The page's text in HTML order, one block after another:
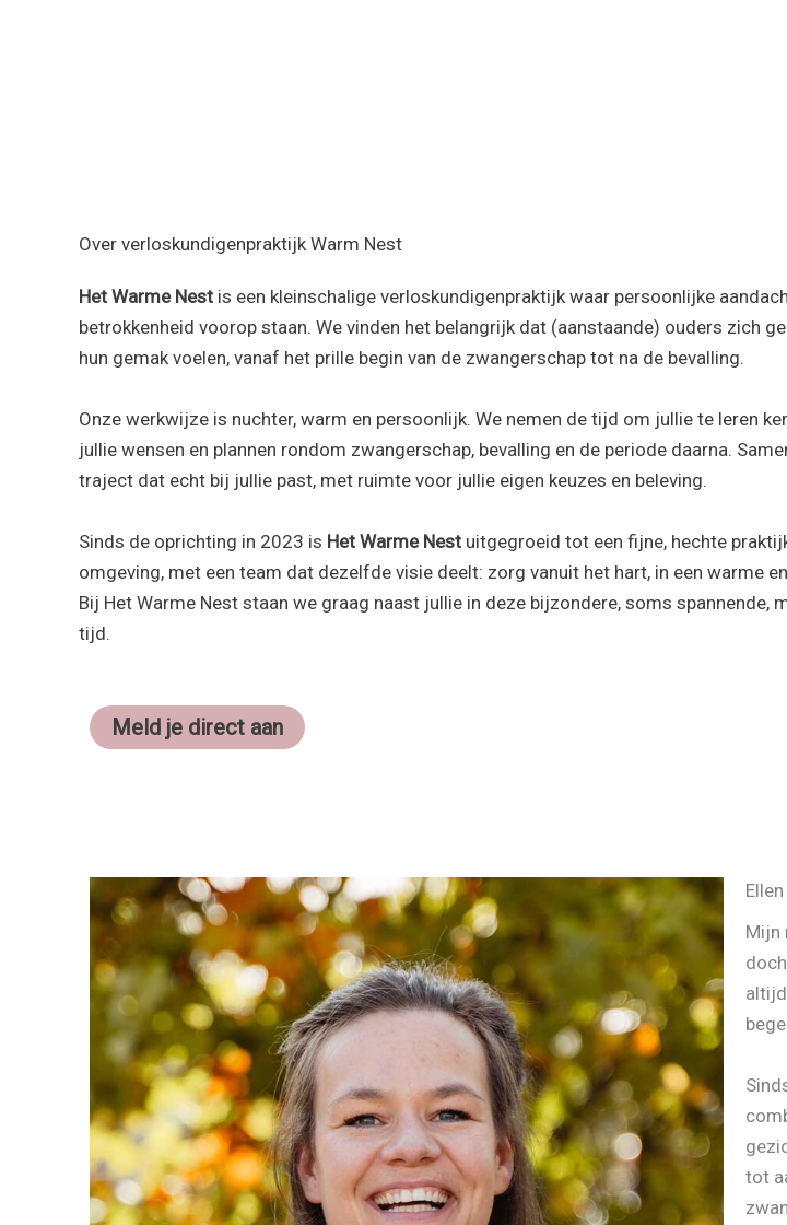
Over verloskundigenpraktijk Warm Nest
Het Warme Nest is een kleinschalige verloskundigenpraktijk waar persoonlijke
betrokkenheid voorop staan. We vinden het belangrijk dat (aanstaande) ouders zich
hun gemak voelen, vanaf het prille begin van de zwangerschap tot na de bevalling.
Onze werkwijze is nuchter, warm en persoonlijk. We nemen de tijd om jullie te leren
jullie wensen en plannen rondom zwangerschap, bevalling en de periode daarna.
traject dat echt bij jullie past, met ruimte voor jullie eigen keuzes en beleving.
Sinds de oprichting in 2023 is Het Warme Nest uitgegroeid tot een fijne, hechte
omgeving, met een team dat dezelfde visie deelt: zorg vanuit het hart, in een warme
Bij Het Warme Nest staan we graag naast jullie in deze bijzondere, soms spannende,
tijd.
Meld je direct aan
Mijn
tot